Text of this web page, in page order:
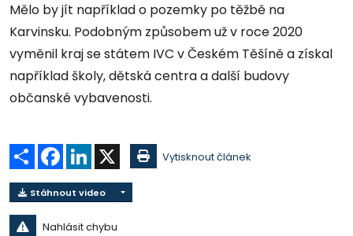
Mělo by jít například o pozemky po těžbě na
Karvinsku. Podobným způsobem už v roce 2020
vyměnil kraj se státem IVC v Českém Těšíně a získal
například školy, dětská centra a další budovy
občanské vybavenosti.
Sdílet Facebook
LinkedIn Vytisknout článek
Stáhnout video
Nahlásit chybu